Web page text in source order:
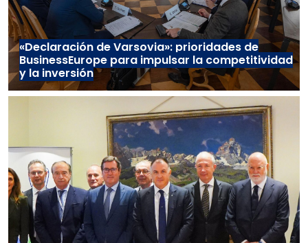
«Declaración de Varsovia»: prioridades de
BusinessEurope para impulsar la competitividad
y la inversión